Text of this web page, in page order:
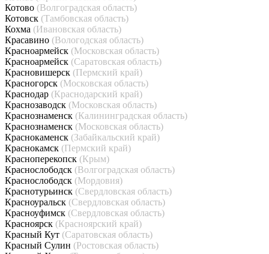
Котово (Волгоградская область)
Котовск (Тамбовская область)
Кохма (Ивановская область)
Красавино (Вологодская область)
Красноармейск (Московская область)
Красноармейск (Саратовская область)
Красновишерск (Пермский край)
Красногорск (Московская область)
Краснодар (Краснодарский край)
Краснозаводск (Московская область)
Краснознаменск (Калининградская область)
Краснознаменск (Московская область)
Краснокаменск (Забайкальский край)
Краснокамск (Пермский край)
Красноперекопск (Крым)
Краснослободск (Волгоградская область)
Краснослободск (Мордовия)
Краснотурьинск (Свердловская область)
Красноуральск (Свердловская область)
Красноуфимск (Свердловская область)
Красноярск (Красноярский край)
Красный Кут (Саратовская область)
Красный Сулин (Ростовская область)